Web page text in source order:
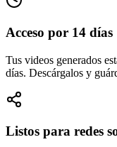
Acceso por 14 días
Tus videos generados
días. Descárgalos y
Listos para redes